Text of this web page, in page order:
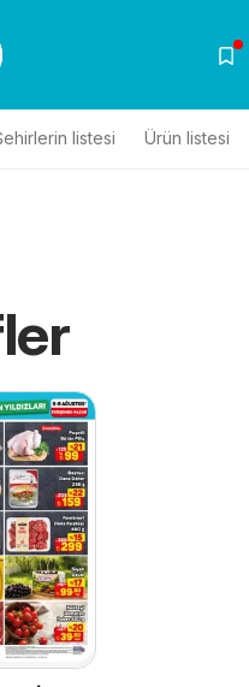
listesi Ürün listesi